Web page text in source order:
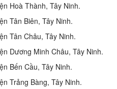
Hoà Thành, Tây Ninh.
Tân Biên, Tây Ninh.
Tân Châu, Tây Ninh.
Dương Minh Châu, Tây Ninh.
Bến Cầu, Tây Ninh.
Trảng Bàng, Tây Ninh.